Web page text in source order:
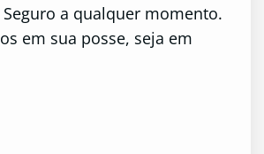
a qualquer momento.
em sua posse, seja em